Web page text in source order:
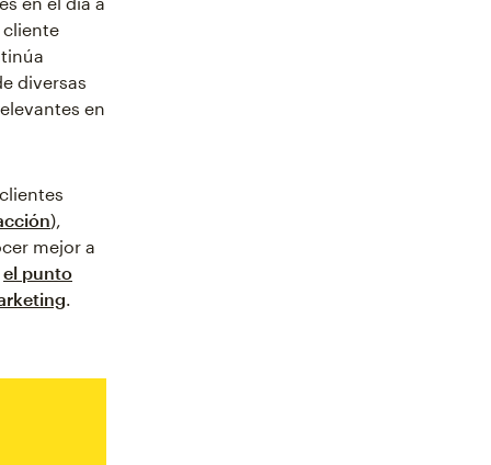
cliente
diversas
en
),
mejor a
el punto
.